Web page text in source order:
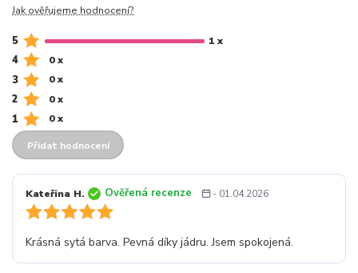
Přidat hodnocení
Jak ověřujeme hodnocení?
5 1 x
4 0 x
3 0 x
2 0 x
1 0 x
Kateřina H. Ověřená recenze - 01.04.2026
Krásná sytá barva. Pevná díky jádru. Jsem spokojená.